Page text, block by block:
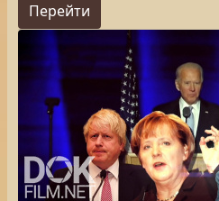
Перейти